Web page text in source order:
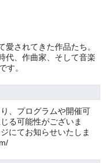
されてきた作品たち。
代、作曲家、そして音楽
す。
、プログラムや開催可
る可能性がございま
にてお知らせいたしま